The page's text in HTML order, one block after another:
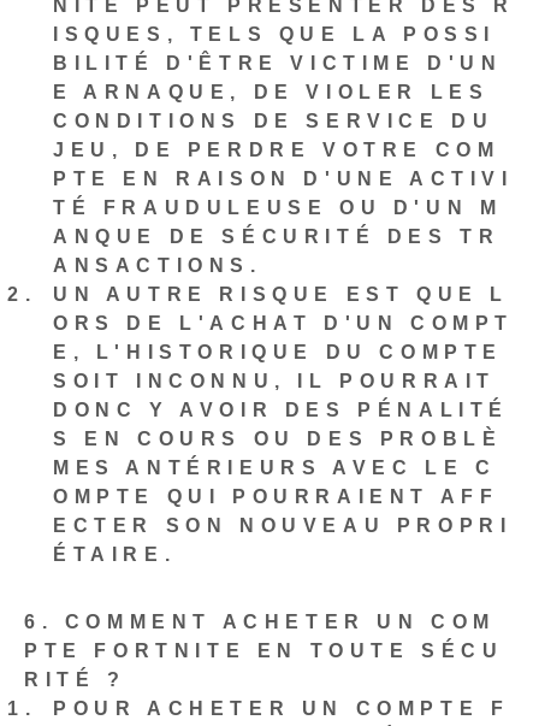
NITE PEUT PRÉSENTER DES R
ISQUES, TELS QUE LA POSSI
BILITÉ D'ÊTRE VICTIME D'UN
E ARNAQUE, DE VIOLER LES
CONDITIONS DE SERVICE DU
JEU, DE PERDRE VOTRE COM
PTE EN RAISON D'UNE ACTIVI
TÉ FRAUDULEUSE OU D'UN M
ANQUE DE SÉCURITÉ DES TR
ANSACTIONS.
UN AUTRE RISQUE EST QUE L
ORS DE L'ACHAT D'UN COMPT
E, L'HISTORIQUE DU COMPTE
SOIT INCONNU, IL POURRAIT
DONC Y AVOIR DES PÉNALITÉ
S EN COURS OU DES PROBLÈ
MES ANTÉRIEURS AVEC LE C
OMPTE QUI POURRAIENT AFF
ECTER SON NOUVEAU PROPRI
ÉTAIRE.
6. COMMENT ACHETER UN COM
PTE FORTNITE EN TOUTE SÉCU
RITÉ ?
POUR ACHETER UN COMPTE F